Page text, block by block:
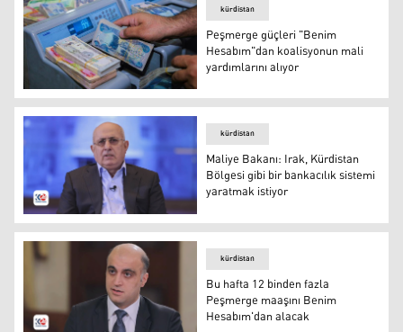
Peşmerge güçleri "Benim Hesabım"dan koalisyonun
kürdistan
Peşmerge güçleri "Benim
Hesabım"dan koalisyonun mali
yardımlarını alıyor
Maliye Bakanı Awat Şeyh Cenab
kürdistan
Maliye Bakanı: Irak, Kürdistan
Bölgesi gibi bir bankacılık sistemi
yaratmak istiyor
kürdistan
Bu hafta 12 binden fazla
Peşmerge maaşını Benim
Hesabım'dan alacak